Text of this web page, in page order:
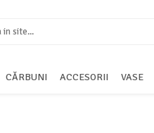
CĂRBUNI ACCESORII VASE